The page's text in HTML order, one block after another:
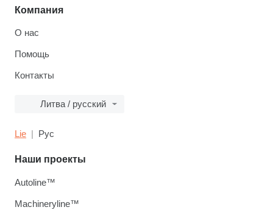
Компания
О нас
Помощь
Контакты
Литва / русский
Lie Рус
Наши проекты
Autoline™
Machineryline™